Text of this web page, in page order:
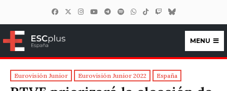
ESCplus España
MENU
Eurovisión Junior Eurovisión Junior 2022 España